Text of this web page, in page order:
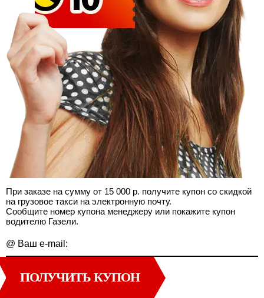
При заказе на сумму от 15 000 р. получите купон со скидкой
на грузовое такси на электронную почту.
Сообщите номер купона менеджеру или покажите купон
водителю Газели.
@ Ваш e-mail:
ПОЛУЧИТЬ КУПОН